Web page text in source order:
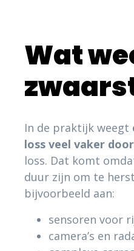
Wat
In de praktijk weegt
loss veel vaker door
loss. Dat komt
duur zijn om te
bijvoorbeeld aan:
sensoren voor
camera’s en